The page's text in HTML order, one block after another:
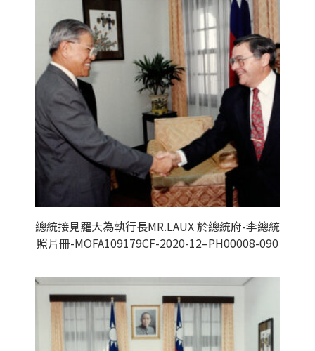
總統接見羅大為執行長MR.LAUX 於總統府-李總統
照片冊-MOFA109179CF-2020-12–PH00008-090